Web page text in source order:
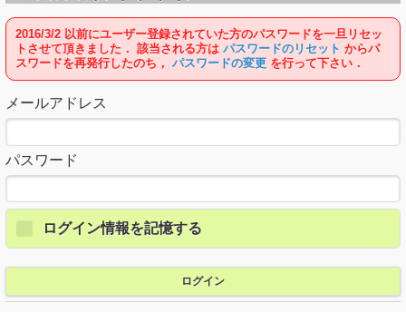
2016/3/2 以前にユーザー登録されていた方のパスワードを一旦リセッ
トさせて頂きました． 該当される方はパスワードのリセット からパ
スワードを再発行したのち，パスワードの変更 を行って下さい．
メールアドレス
パスワード
ログイン情報を記憶する
ログイン